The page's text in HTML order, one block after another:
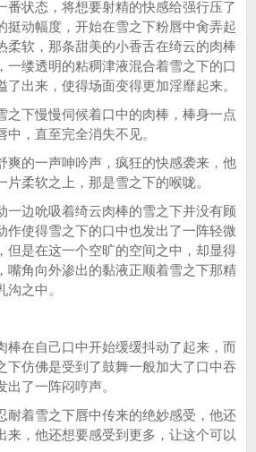
状态，将想要射精的快感给强行压了
挺动幅度，开始在雪之下粉唇中肏弄起
柔软，那条甜美的小香舌在绮云的肉棒
一缕透明的粘稠津液混合着雪之下的口
了出来，使得场面变得更加淫靡起来。
下慢慢伺候着口中的肉棒，棒身一点
，直至完全消失不见。
的一声呻吟声，疯狂的快感袭来，他
片柔软之上，那是雪之下的喉咙。
边吮吸着绮云肉棒的雪之下并没有顾
作使得雪之下的口中也发出了一阵轻微
但是在这一个空旷的空间之中，却显得
嘴角向外渗出的黏液正顺着雪之下那精
之中。
在自己口中开始缓缓抖动了起来，而
下仿佛是受到了鼓舞一般加大了口中吞
了一阵闷哼声。
着雪之下唇中传来的绝妙感受，他还
来，他还想要感受到更多，让这个可以